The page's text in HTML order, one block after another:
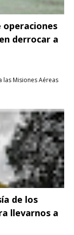
operaciones
derrocar a
las Misiones Aéreas
de los
llevarnos a